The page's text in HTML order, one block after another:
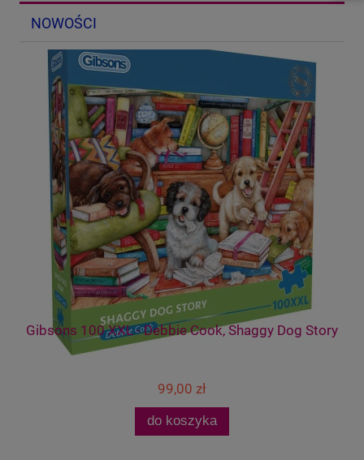
NOWOŚCI
Gibsons 100 XXL - Debbie Cook, Shaggy Dog Story
99,00 zł
do koszyka